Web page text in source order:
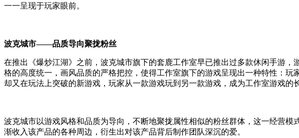
一一呈现于玩家眼前。
波克城市——品质导向聚拢粉丝
在推出《爆炒江湖》之前，波克城市旗下的套鹿工作室早已推出过多款休闲手游
格的高度统一，画风品质的严格把控，使得工作室旗下的游戏呈现出一种特性：
却又在玩法上突破的新游戏，玩家从一款游戏玩到另一款游戏，成为工作室游戏的
波克城市以游戏风格和品质为导向，不断地聚拢属性相似的粉丝群体，这一经营
渐收入该产品的各种周边，衍生出对该产品背后制作团队深沉的爱。